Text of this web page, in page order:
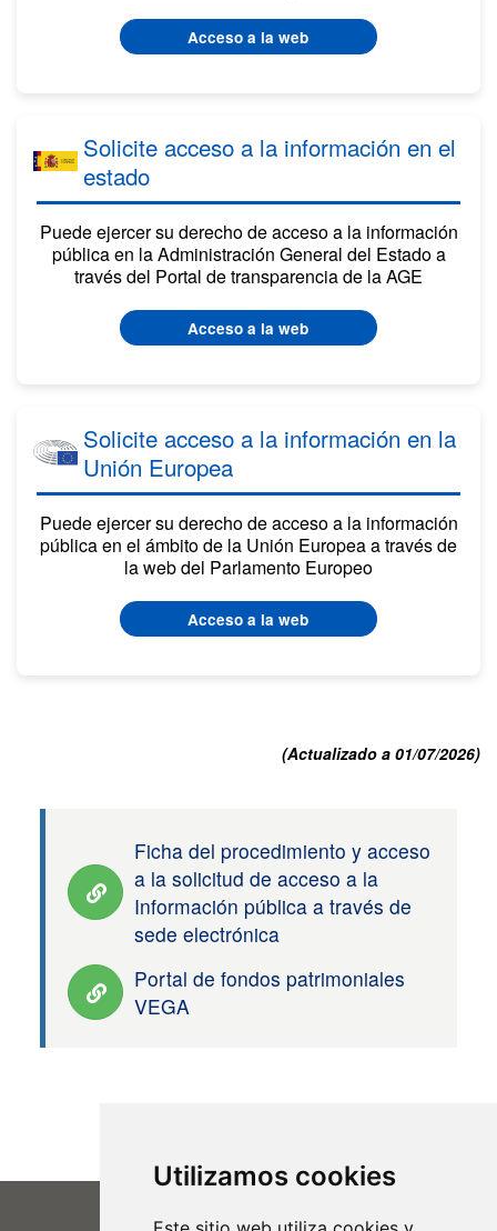
Utilizamos cookies
Acceso a la web
Solicite acceso a la información en el
estado
Puede ejercer su derecho de acceso a la información
pública en la Administración General del Estado a
través del Portal de transparencia de la AGE
Acceso a la web
Solicite acceso a la información en la
Unión Europea
Puede ejercer su derecho de acceso a la información
pública en el ámbito de la Unión Europea a través de
la web del Parlamento Europeo
Acceso a la web
(Actualizado a 01/07/2026)
Ficha del procedimiento y acceso
a la solicitud de acceso a la
Información pública a través de
sede electrónica
Portal de fondos patrimoniales
VEGA